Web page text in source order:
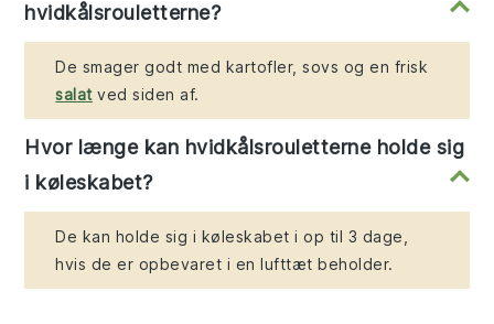
hvidkålsrouletterne?
De smager godt med kartofler, sovs og en frisk
salatved siden af.
Hvor længe kan hvidkålsrouletterne holde sig
i køleskabet?
De kan holde sig i køleskabet i op til 3 dage,
hvis de er opbevaret i en lufttæt beholder.